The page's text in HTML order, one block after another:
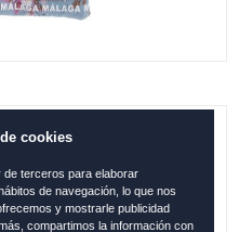
AZUL CLARO
cookies
de terceros para elaborar
de navegación, lo que nos
y mostrarle publicidad
compartimos la información con